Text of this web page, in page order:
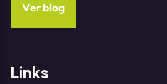
Ver blog
Links